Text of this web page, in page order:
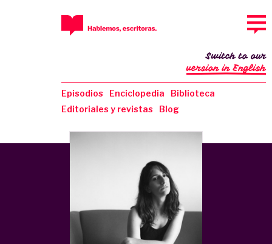
Episodios Enciclopedia
Biblioteca
Editoriales y revistas
Blog
Switch to our
version in English